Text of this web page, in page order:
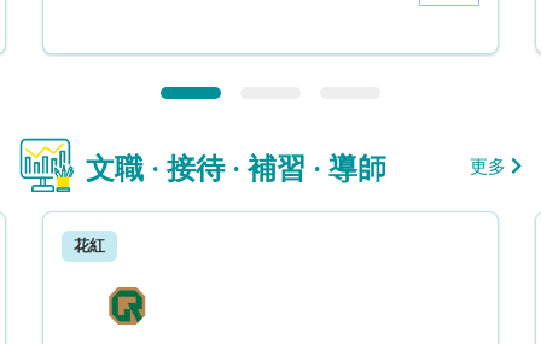
文職 · 接待 · 補習 · 導師 更多
花紅